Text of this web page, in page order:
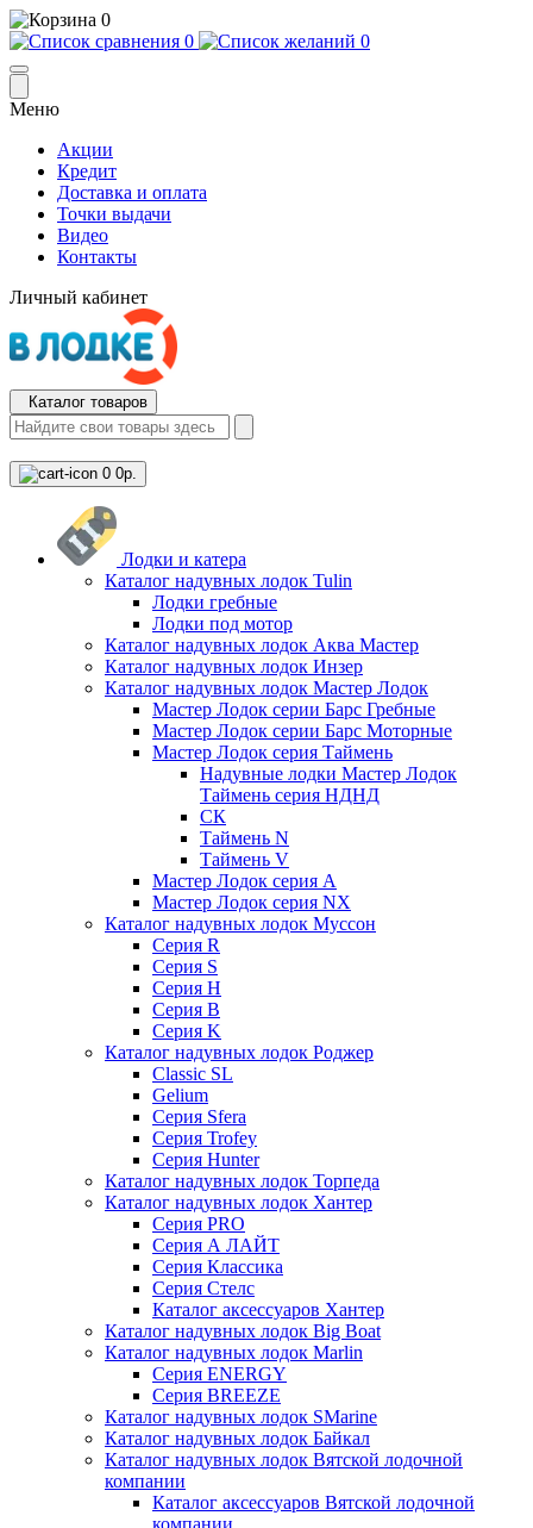
0
0
0
Меню
Акции
Кредит
Доставка и оплата
Точки выдачи
Видео
Контакты
Личный кабинет
Каталог товаров
0 0р.
Лодки и катера
Каталог надувных лодок Tulin
Лодки гребные
Лодки под мотор
Каталог надувных лодок Аква Мастер
Каталог надувных лодок Инзер
Каталог надувных лодок Мастер Лодок
Мастер Лодок серии Барс Гребные
Мастер Лодок серии Барс Моторные
Мастер Лодок серия Таймень
Надувные лодки Мастер Лодок
Таймень серия НДНД
СК
Таймень N
Таймень V
Мастер Лодок серия А
Мастер Лодок серия NX
Каталог надувных лодок Муссон
Серия R
Серия S
Серия H
Серия B
Серия K
Каталог надувных лодок Роджер
Classic SL
Gelium
Серия Sfera
Серия Trofey
Серия Hunter
Каталог надувных лодок Торпеда
Каталог надувных лодок Хантер
Серия PRO
Серия А ЛАЙТ
Серия Классика
Серия Стелс
Каталог аксессуаров Хантер
Каталог надувных лодок Big Boat
Каталог надувных лодок Marlin
Серия ENERGY
Серия BREEZE
Каталог надувных лодок SMarine
Каталог надувных лодок Байкал
Каталог надувных лодок Вятской лодочной
компании
Каталог аксессуаров Вятской лодочной
компании